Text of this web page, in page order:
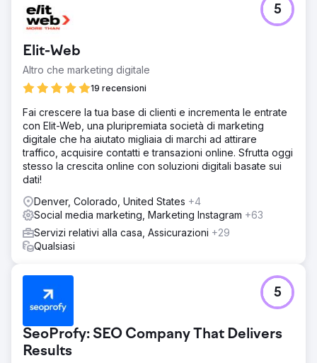
Elit-Web
Altro che marketing digitale
19 recensioni
5
Fai crescere la tua base di clienti e incrementa le entrate
con Elit-Web, una pluripremiata società di marketing
digitale che ha aiutato migliaia di marchi ad attirare
traffico, acquisire contatti e transazioni online. Sfrutta oggi
stesso la crescita online con soluzioni digitali basate sui
dati!
Denver, Colorado, United States +4
Social media marketing, Marketing Instagram +63
Servizi relativi alla casa, Assicurazioni +29
Qualsiasi
SeoProfy: SEO Company That Delivers
Results
5